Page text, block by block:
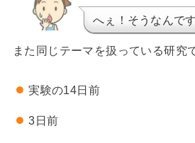
へぇ！そうなんです
また同じテーマを扱っている研究
実験の14日前
3日前